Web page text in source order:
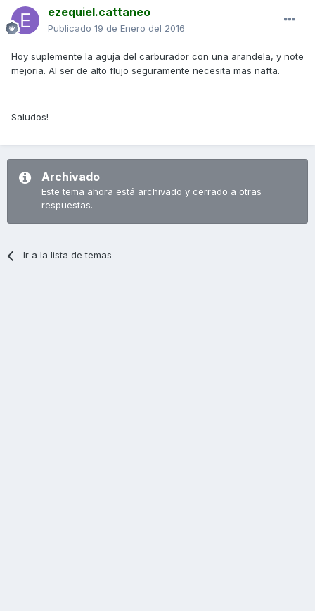
ezequiel.cattaneo
Publicado 19 de Enero del 2016
Hoy suplemente la aguja del carburador con una arandela, y note
mejoria. Al ser de alto flujo seguramente necesita mas nafta.
Saludos!
Archivado
Este tema ahora está archivado y cerrado a otras
respuestas.
Ir a la lista de temas